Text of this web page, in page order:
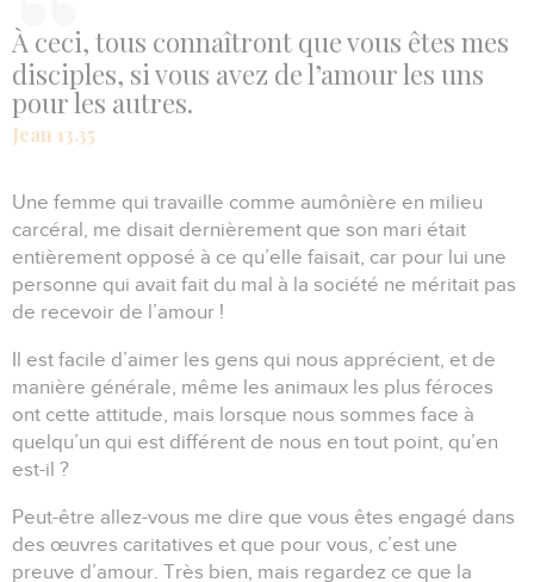
À ceci, tous connaîtront que vous êtes mes
disciples, si vous avez de l’amour les uns
pour les autres.
Jean 13.35
Une femme qui travaille comme aumônière en milieu
carcéral, me disait dernièrement que son mari était
entièrement opposé à ce qu’elle faisait, car pour lui une
personne qui avait fait du mal à la société ne méritait pas
de recevoir de l’amour !
Il est facile d’aimer les gens qui nous apprécient, et de
manière générale, même les animaux les plus féroces
ont cette attitude, mais lorsque nous sommes face à
quelqu’un qui est différent de nous en tout point, qu’en
est-il ?
Peut-être allez-vous me dire que vous êtes engagé dans
des œuvres caritatives et que pour vous, c’est une
preuve d’amour.
Très bien, mais regardez ce que la